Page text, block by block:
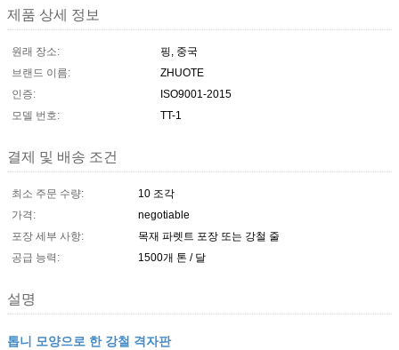
제품 상세 정보
원래 장소:
핑, 중국
브랜드 이름:
ZHUOTE
인증:
ISO9001-2015
모델 번호:
TT-1
결제 및 배송 조건
최소 주문 수량:
10 조각
가격:
negotiable
포장 세부 사항:
목재 파렛트 포장 또는 강철 줄
공급 능력:
1500개 톤 / 달
설명
톱니 모양으로 한 강철 격자판